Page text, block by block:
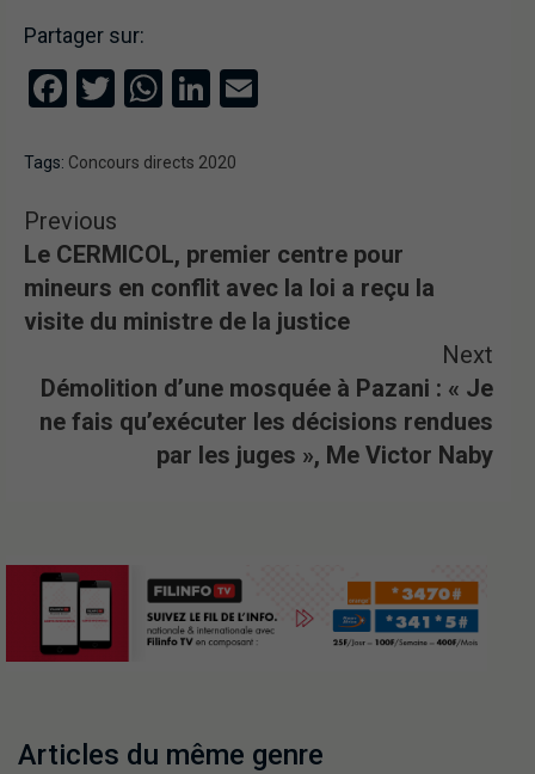
Partager sur:
Facebook
TwitterWhatsApp
LinkedIn
Tags: Concours directs 2020
Previous
Le CERMICOL, premier centre pour
mineurs en conflit avec la loi a reçu la
visite du ministre de la justice
Next
Démolition d’une mosquée à Pazani : « Je
ne fais qu’exécuter les décisions rendues
par les juges », Me Victor Naby
Articles du même genre